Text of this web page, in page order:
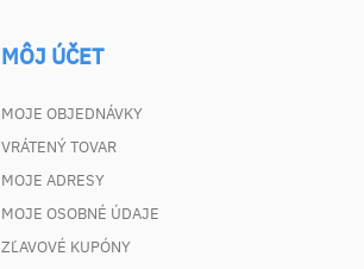
MÔJ ÚČET
MOJE OBJEDNÁVKY
VRÁTENÝ TOVAR
MOJE ADRESY
MOJE OSOBNÉ ÚDAJE
ZĽAVOVÉ KUPÓNY